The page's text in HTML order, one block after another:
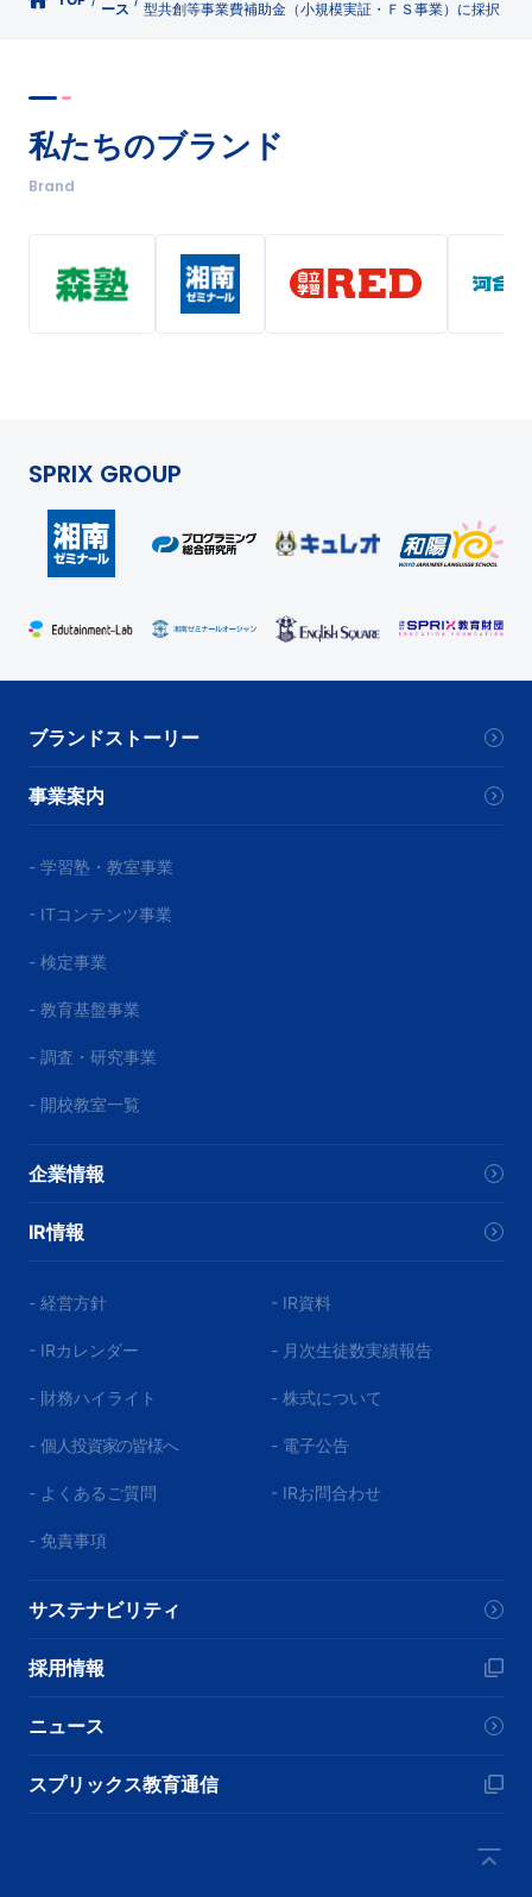
ース
型共創等事業費補助⾦（小規模実証・ＦＳ事業）に採択
私たちのブランド
Brand
SPRIX GROUP
ブランドストーリー
事業案内
- 学習塾・教室事業
- ITコンテンツ事業
- 検定事業
- 教育基盤事業
- 調査・研究事業
- 開校教室一覧
企業情報
IR情報
- 経営方針 - IR資料
- IRカレンダー - 月次生徒数実績報告
- 財務ハイライト - 株式について
- 個人投資家の皆様へ - 電子公告
- よくあるご質問 - IRお問合わせ
- 免責事項
サステナビリティ
採用情報
ニュース
スプリックス教育通信